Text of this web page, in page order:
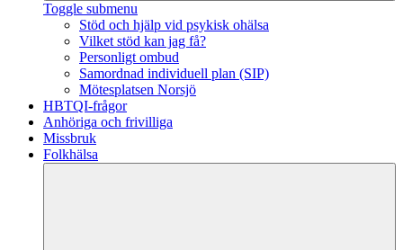
Toggle submenu
Stöd och hjälp vid psykisk ohälsa
Vilket stöd kan jag få?
Personligt ombud
Samordnad individuell plan (SIP)
Mötesplatsen Norsjö
HBTQI-frågor
Anhöriga och frivilliga
Missbruk
Folkhälsa